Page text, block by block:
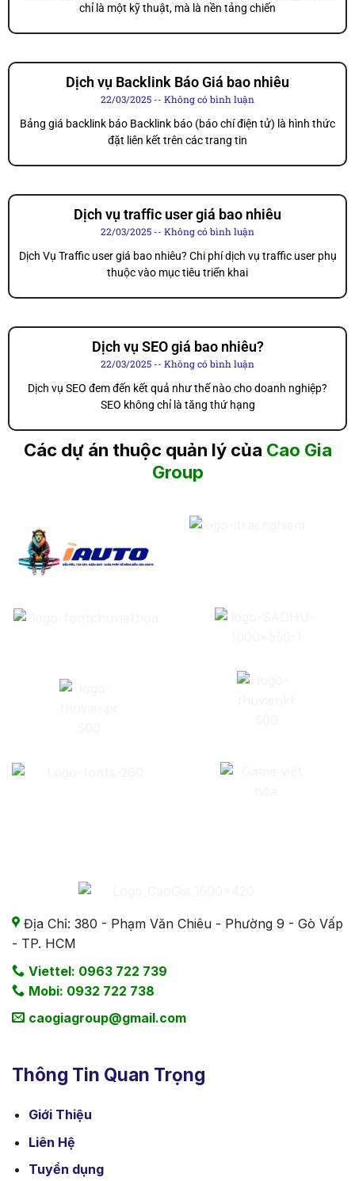
chỉ là một kỹ thuật, mà là nền tảng chiến
Dịch vụ Backlink Báo Giá bao nhiêu
22/03/2025
Không có bình luận
Bảng giá backlink báo Backlink báo (báo chí điện tử) là hình thức
đặt liên kết trên các trang tin
Dịch vụ traffic user giá bao nhiêu
22/03/2025
Không có bình luận
Dịch Vụ Traffic user giá bao nhiêu? Chi phí dịch vụ traffic user phụ
thuộc vào mục tiêu triển khai
Dịch vụ SEO giá bao nhiêu?
22/03/2025
Không có bình luận
Dịch vụ SEO đem đến kết quả như thế nào cho doanh nghiệp?
SEO không chỉ là tăng thứ hạng
Các dự án thuộc quản lý của Cao Gia
Group
Địa Chỉ: 380 - Phạm Văn Chiêu - Phường 9 - Gò Vấp
- TP. HCM
Viettel: 0963 722 739
Mobi: 0932 722 738
caogiagroup@gmail.com
Thông Tin Quan Trọng
Giới Thiệu
Liên Hệ
Tuyển dụng